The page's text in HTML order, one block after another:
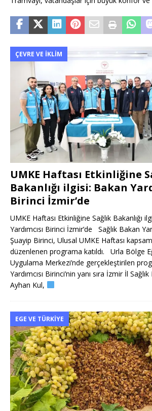
ÇEVRE VE İKLIM
UMKE Haftası Etkinliğine
Bakanlığı ilgisi: Bakan
Birinci İzmir’de
UMKE Haftası Etkinliğine Sağlık Bakanlığı
Yardımcısı Birinci İzmir’de Sağlık Bakan
Şuayip Birinci, Ulusal UMKE Haftası
düzenlenen programa katıldı. Urla Bölge
Uygulama Merkezi’nde gerçekleştirilen
Yardımcısı Birinci’nin yanı sıra İzmir İl
Ayhan Kul,
EGE VE TÜRKIYE